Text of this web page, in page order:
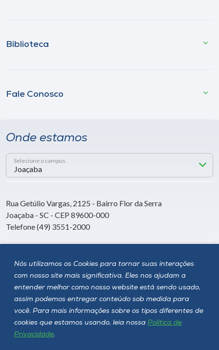
Nós utilizamos os Cookies para tornar suas interações
com nosso site mais significativa. Eles nos ajudam a
entender melhor como nosso website está sendo usado,
assim podemos entregar conteúdo sob medida para
você. Para mais informações sobre os tipos diferentes de
cookies que estamos usando, leia nossa Política de
Privacidade.
Biblioteca
Fale Conosco
Onde estamos
Selecione o campus
Rua Getúlio Vargas, 2125 - Bairro Flor da Serra
Joaçaba - SC - CEP 89600-000
Telefone (49) 3551-2000
Siga a Unoesc